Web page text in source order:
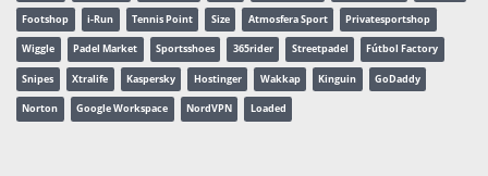
Footshop i-Run Tennis Point Size Atmosfera Sport Privatesportshop
Wiggle Padel Market Sportsshoes 365rider Streetpadel Fútbol Factory
Snipes Xtralife Kaspersky Hostinger Wakkap Kinguin GoDaddy
Norton Google Workspace NordVPN Loaded